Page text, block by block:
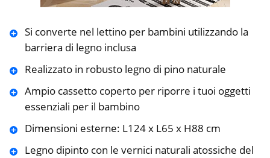
Si converte nel lettino per bambini utilizzando la
barriera di legno inclusa
Realizzato in robusto legno di pino naturale
Ampio cassetto coperto per riporre i tuoi oggetti
essenziali per il bambino
Dimensioni esterne: L124 x L65 x H88 cm
Legno dipinto con le vernici naturali atossiche del